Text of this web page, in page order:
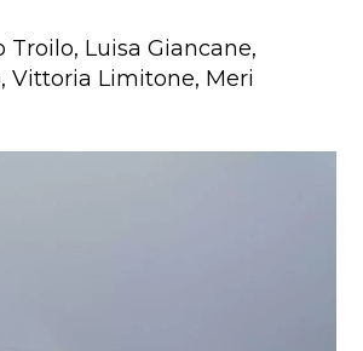
Troilo, Luisa Giancane,
Vittoria Limitone, Meri